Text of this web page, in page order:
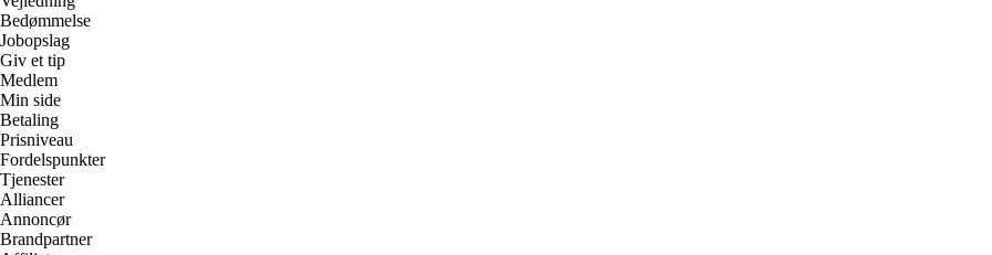
Bedømmelse
Jobopslag
Giv et tip
Medlem
Min side
Betaling
Prisniveau
Fordelspunkter
Tjenester
Alliancer
Annoncør
Brandpartner